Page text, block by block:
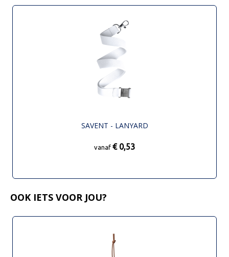
SAVENT - LANYARD
vanaf € 0,53
OOK IETS VOOR JOU?